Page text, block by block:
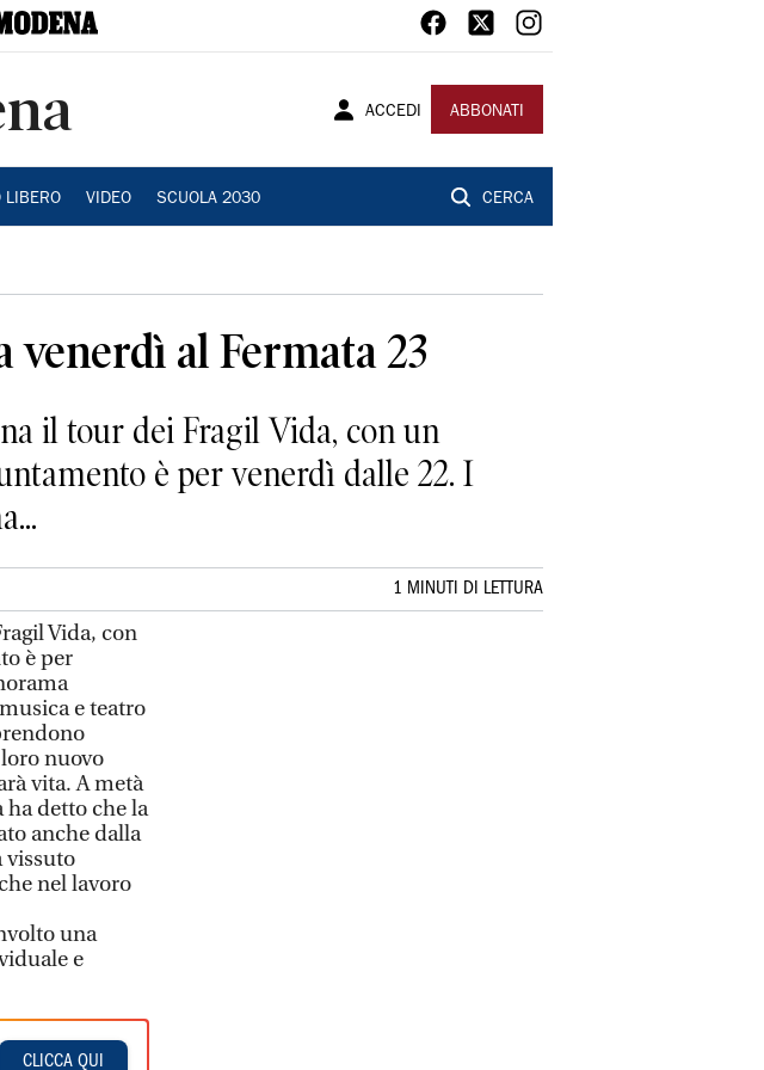
ACCEDI ABBONATI
LIBERO VIDEO SCUOLA 2030 CERCA
al Fermata 23
il tour dei Fragil Vida, con un
è per venerdì dalle 22. I
1 MINUTI DI LETTURA
Vida, con
è per
e teatro
nuovo
vita. A metà
ha detto che la
anche dalla
vissuto
nel lavoro
una
e
CLICCA QUI